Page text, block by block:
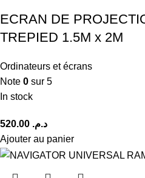
ECRAN DE
TREPIED 1.5M x 2M
Ordinateurs et écrans
Note 0 sur 5
In stock
د.م.
Ajouter au panier